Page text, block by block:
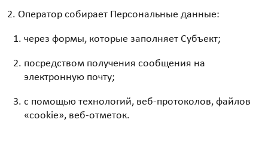
Оператор собирает Персональные данные:
через формы, которые заполняет Субъект;
посредством получения сообщения на
электронную почту;
с помощью технологий, веб-протоколов, файлов
«cookie», веб-отметок.